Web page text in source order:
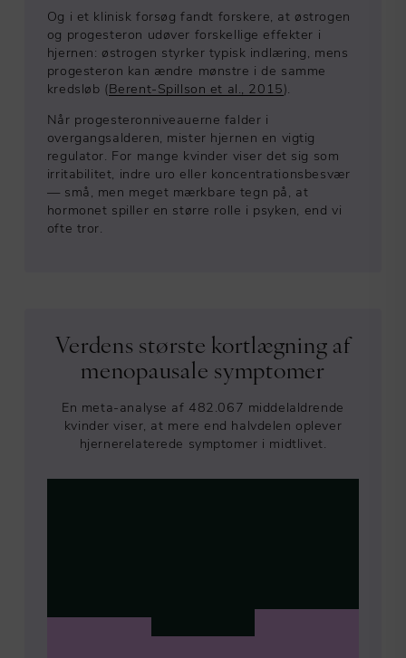
Og i et klinisk forsøg fandt forskere, at østrogen
og progesteron udøver forskellige effekter i
hjernen: østrogen styrker typisk indlæring, mens
progesteron kan ændre mønstre i de samme
kredsløb (Berent-Spillson et al., 2015).
Når progesteronniveauerne falder i
overgangsalderen, mister hjernen en vigtig
regulator. For mange kvinder viser det sig som
irritabilitet, indre uro eller koncentrationsbesvær
— små, men meget mærkbare tegn på, at
hormonet spiller en større rolle i psyken, end vi
ofte tror.
Verdens største kortlægning af
menopausale symptomer
En meta-analyse af 482.067 middelaldrende
kvinder viser, at mere end halvdelen oplever
hjernerelaterede symptomer i midtlivet.